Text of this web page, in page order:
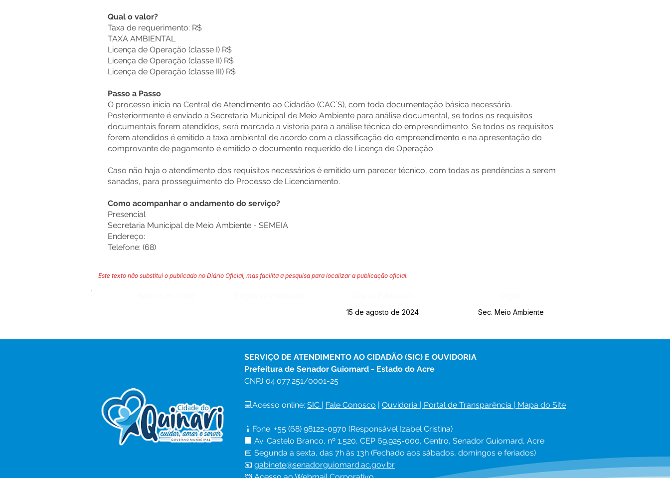
Qual o valor?
Taxa de requerimento: R$
TAXA AMBIENTAL
Licença de Operação (classe I) R$
Licença de Operação (classe II) R$
Licença de Operação (classe III) R$
Passo a Passo
O processo inicia na Central de Atendimento ao Cidadão (CAC´S), com toda documentação básica necessária.
Posteriormente é enviado a Secretaria Municipal de Meio Ambiente para análise documental, se todos os requisitos
documentais forem atendidos, será marcada a vistoria para a análise técnica do empreendimento. Se todos os requisitos
forem atendidos é emitido a taxa ambiental de acordo com a classificação do empreendimento e na apresentação do
comprovante de pagamento é emitido o documento requerido de Licença de Operação.
Caso não haja o atendimento dos requisitos necessários é emitido um parecer técnico, com todas as pendências a serem
sanadas, para prosseguimento do Processo de Licenciamento.
Como acompanhar o andamento do serviço?
Presencial
Secretaria Municipal de Meio Ambiente - SEMEIA
Endereço:
Telefone: (68)
Este texto não substitui o publicado no Diário Oficial, mas facilita a pesquisa para localizar a publicação oficial.
15 de agosto de 2024
Sec. Meio Ambiente
SERVIÇO DE ATENDIMENTO AO CIDADÃO (SIC) E OUVIDORIA
Prefeitura de Senador Guiomard - Estado do Acre
CNPJ 04.077.251/0001-25
💻Acesso online: SIC | Fale Conosco | Ouvidoria | Portal de Transparência | Mapa do Site
📱Fone: +55 (68) 98122-0970 (Responsável Izabel Cristina)
🏢 Av. Castelo Branco, nº 1.520, CEP 69.925-000, Centro, Senador Guiomard, Acre
📅 Segunda a sexta, das 7h às 13h (Fechado aos sábados, domingos e feriados)
📧 gabinete@senadorguiomard.ac.gov.br